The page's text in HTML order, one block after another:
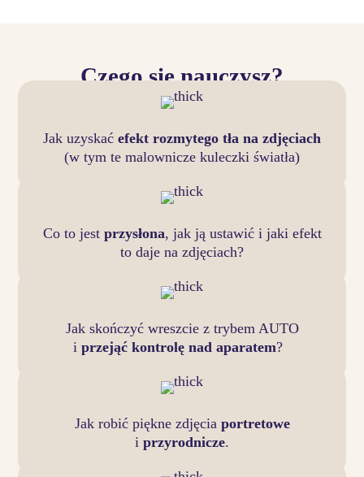
Czego się nauczysz?
Jak uzyskać efekt rozmytego tła na zdjęciach
(w tym te malownicze kuleczki światła)
Co to jest przysłona, jak ją ustawić i jaki efekt
to daje na zdjęciach?
Jak skończyć wreszcie z trybem AUTO
i przejąć kontrolę nad aparatem?
Jak robić piękne zdjęcia portretowe
i przyrodnicze.